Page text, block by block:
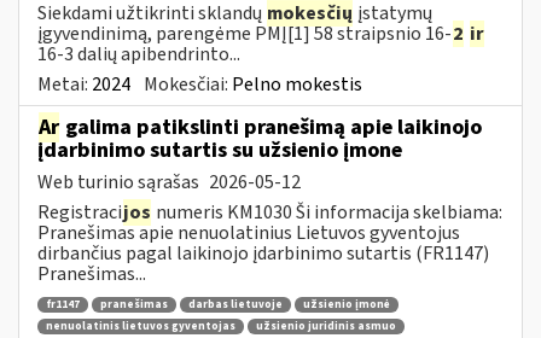
Siekdami užtikrinti sklandų mokesčių įstatymų
įgyvendinimą, parengėme PMĮ[1] 58 straipsnio 16-2 ir
16-3 dalių apibendrinto...
Metai: 2024 Mokesčiai: Pelno mokestis
Ar galima patikslinti pranešimą apie laikinojo
įdarbinimo sutartis su užsienio įmone
Web turinio sąrašas 2026-05-12
Registracijos numeris KM1030 Ši informacija skelbiama:
Pranešimas apie nenuolatinius Lietuvos gyventojus
dirbančius pagal laikinojo įdarbinimo sutartis (FR1147)
Pranešimas...
fr1147 pranešimas darbas lietuvoje
užsienio įmonė
nenuolatinis lietuvos gyventojas
užsienio juridinis asmuo